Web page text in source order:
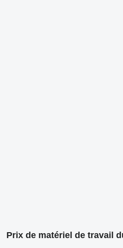
Prix de matériel de travail